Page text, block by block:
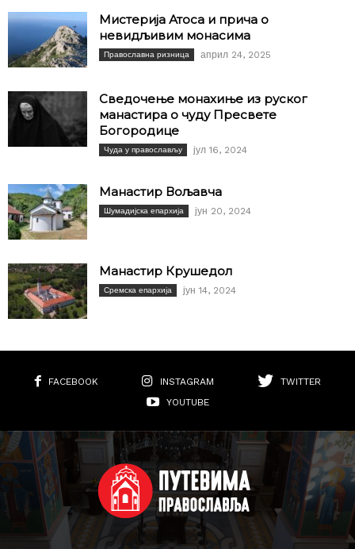
Мистерија Атоса и прича о
невидљивим монасима
Православна ризница април 24, 2025
Сведочење монахиње из руског
манастира о чуду Пресвете
Богородице
Чуда у православљу јул 16, 2024
Манастир Вољавча
Шумадијска епархија јун 20, 2024
Манастир Крушедол
Сремска епархија јун 14, 2024
FACEBOOK INSTAGRAM
TWITTER
YOUTUBE